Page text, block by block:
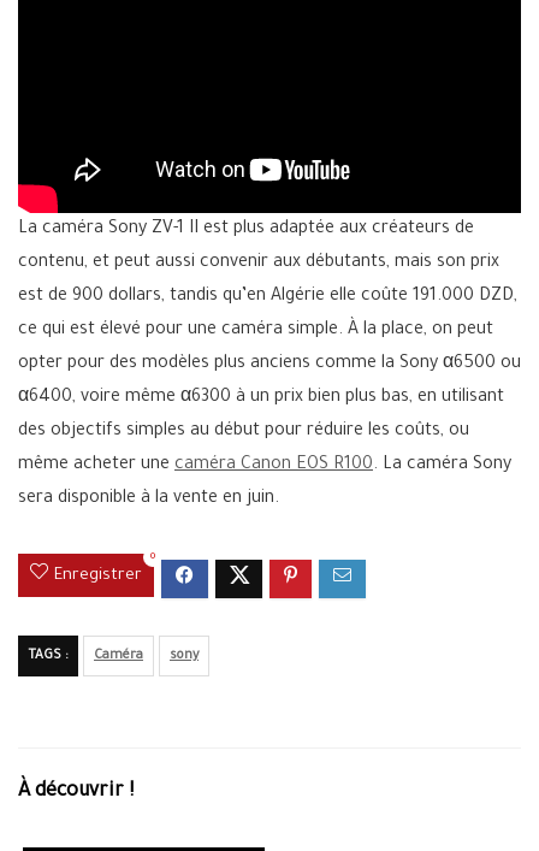
La caméra Sony ZV-1 II est plus adaptée aux créateurs de
contenu, et peut aussi convenir aux débutants, mais son prix
est de 900 dollars, tandis qu’en Algérie elle coûte 191.000 DZD,
ce qui est élevé pour une caméra simple. À la place, on peut
opter pour des modèles plus anciens comme la Sony α6500 ou
α6400, voire même α6300 à un prix bien plus bas, en utilisant
des objectifs simples au début pour réduire les coûts, ou
même acheter une caméra Canon EOS R100. La caméra Sony
sera disponible à la vente en juin.
Enregistrer
0
TAGS : Caméra sony
À découvrir !